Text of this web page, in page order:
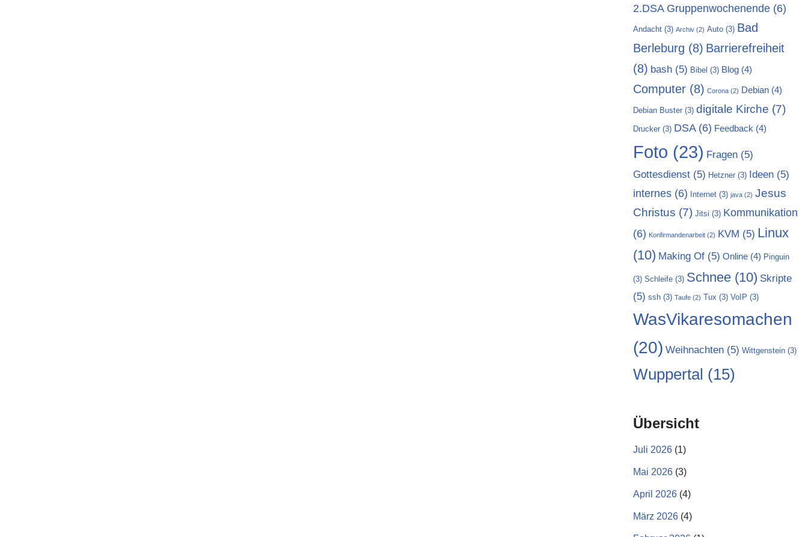
2.DSA Gruppenwochenende (6)
Andacht (3) Archiv (2) Auto (3) Bad
Berleburg (8) Barrierefreiheit
(8) bash (5) Bibel (3) Blog (4)
Computer (8) Corona (2) Debian (4)
Debian Buster (3) digitale Kirche (7)
Drucker (3) DSA(6) Feedback (4)
Foto (23) Fragen (5)
Gottesdienst (5) Hetzner (3) Ideen (5)
internes (6) Internet (3) java (2) Jesus
Christus (7) Jitsi (3) Kommunikation
(6) Konfirmandenarbeit (2) KVM (5) Linux
(10) Making Of (5) Online (4) Pinguin
(3) Schleife (3) Schnee (10) Skripte
(5) ssh (3) Taufe (2) Tux (3) VoIP (3)
WasVikaresomachen
(20) Weihnachten (5) Wittgenstein (3)
Wuppertal (15)
Übersicht
Juli 2026 (1)
Mai 2026 (3)
April 2026 (4)
März 2026 (4)